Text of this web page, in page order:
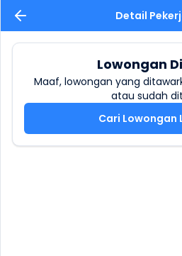
Detail
Lowongan
Maaf, lowongan yang
atau sudah
Cari Lowongan